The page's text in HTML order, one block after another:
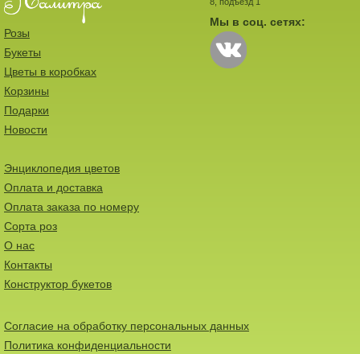
8, подъезд 1
Мы в соц. сетях:
Розы
Букеты
Цветы в коробках
Корзины
Подарки
Новости
Энциклопедия цветов
Оплата и доставка
Оплата заказа по номеру
Сорта роз
О нас
Контакты
Конструктор букетов
Согласие на обработку персональных данных
Политика конфиденциальности